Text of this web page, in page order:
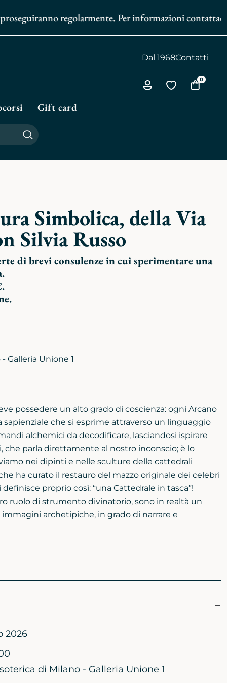
regolarmente. Per informazioni contattaci al
Dal 1968Contatti
Via
Vai
Vai
0
Gift card
Cerca
Simbolica, della Via
Silvia Russo
di brevi consulenze in cui sperimentare una
Galleria Unione 1
possedere un alto grado di coscienza: ogni Arcano
sapienziale che si esprime attraverso un linguaggio
alchemici da decodificare, lasciandosi ispirare
che parla direttamente al nostro inconscio; è lo
nei dipinti e nelle sculture delle cattedrali
ha curato il restauro del mazzo originale dei celebri
proprio così: “una Cattedrale in tasca”!
ruolo di strumento divinatorio, sono in realtà un
archetipiche, in grado di narrare e
2026
di Milano - Galleria Unione 1